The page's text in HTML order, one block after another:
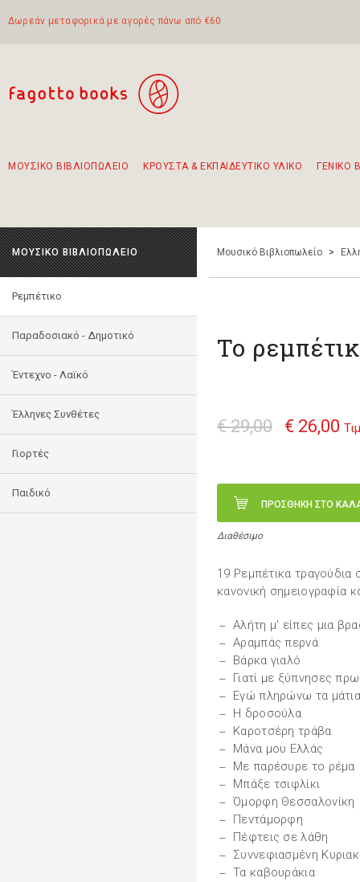
Δωρεάν μεταφορικά με αγορές πάνω από €60
ΜΟΥΣΙΚΟ ΒΙΒΛΙΟΠΩΛΕΙΟ ΚΡΟΥΣΤΑ & ΕΚΠΑΙΔΕΥΤΙΚΟ ΥΛΙΚΟ ΓΕΝΙΚΟ
ΜΟΥΣΙΚΟ ΒΙΒΛΙΟΠΩΛΕΙΟ
Ρεμπέτικο
Παραδοσιακό - Δημοτικό
Έντεχνο - Λαϊκό
Έλληνες Συνθέτες
Γιορτές
Παιδικό
Μουσικό Βιβλιοπωλείο >
Το
€ 29,00 € 26,00
ΠΡΟΣΘΗΚΗ ΣΤΟ
Διαθέσιμο
19 Ρεμπέτικα τραγούδια
κανονική σημειογραφία
Αλήτη μ' είπες μια
Αραμπάς περνά
Βάρκα γιαλό
Γιατί με ξύπνησες
Εγώ πληρώνω τα
Η δροσούλα
Καροτσέρη τράβα
Μάνα μου Ελλάς
Με παρέσυρε το ρέμα
Μπάξε τσιφλίκι
Όμορφη Θεσσαλονίκη
Πεντάμορφη
Πέφτεις σε λάθη
Συννεφιασμένη
Τα καβουράκια